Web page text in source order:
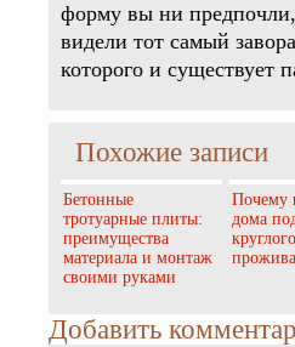
форму вы ни
видели тот самый
которого и существует
Похожие записи
Бетонные
тротуарные плиты:
преимущества
материала и монтаж
своими руками
Почему
дома
Добавить